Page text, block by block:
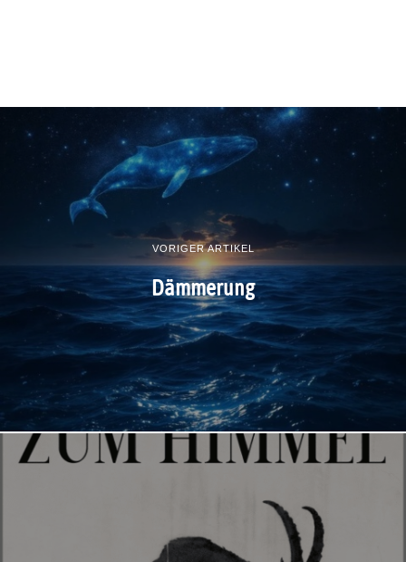
VORIGER ARTIKEL
Dämmerung